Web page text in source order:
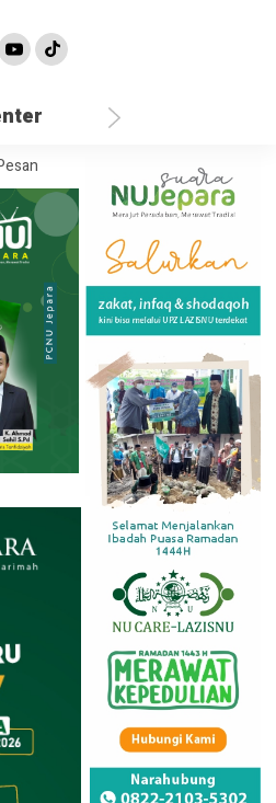
Syuriah PCNU Jepara Ketika